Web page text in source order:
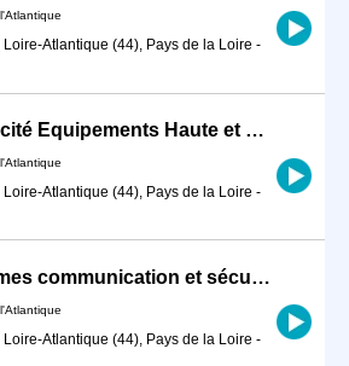
Atlantique (44), Pays de la Loire -
Ingénieur Electricité Equipements Haute et moyenne tension H/F
Atlantique (44), Pays de la Loire -
Ingénieur Systèmes communication et sécurité - Energies Marines H/F
Atlantique (44), Pays de la Loire -